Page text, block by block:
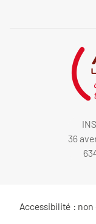
36
Accessibilité :